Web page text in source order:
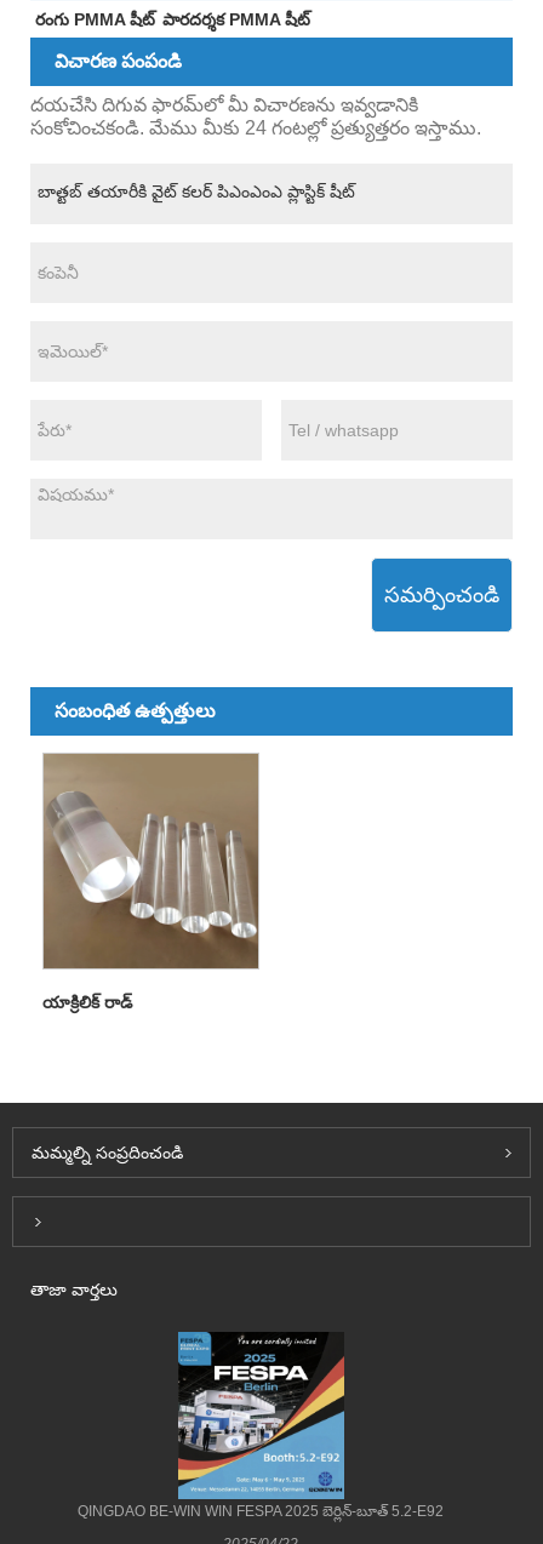
రంగు PMMA షీట్ పారదర్శక PMMA షీట్
విచారణ పంపండి
దయచేసి దిగువ ఫారమ్‌లో మీ విచారణను ఇవ్వడానికి
సంకోచించకండి. మేము మీకు 24 గంటల్లో ప్రత్యుత్తరం ఇస్తాము.
సమర్పించండి
సంబంధిత ఉత్పత్తులు
యాక్రిలిక్ రాడ్
మమ్మల్ని సంప్రదించండి
Inquiry For Pricelist
తాజా వార్తలు
QINGDAO BE-WIN WIN FESPA 2025 బెర్లిన్-బూత్ 5.2-E92